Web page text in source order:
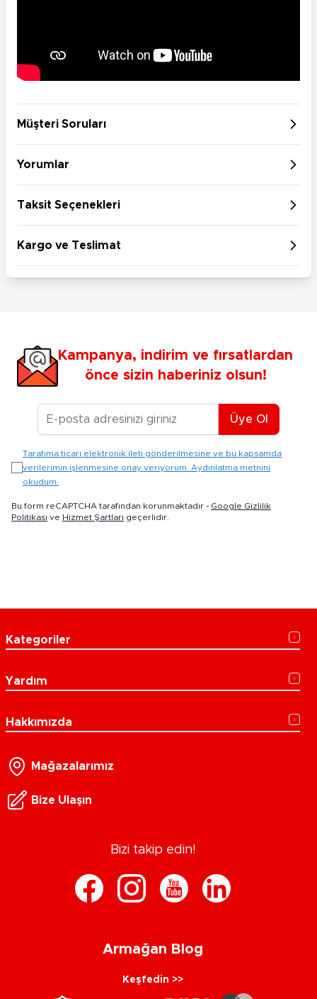
Müşteri Soruları
Yorumlar
Taksit Seçenekleri
Kargo ve Teslimat
Kampanya, indirim ve fırsatlardan
önce sizin haberiniz olsun!
E-posta Adresiniz
Üye Ol
Tarafıma ticari elektronik ileti gönderilmesine ve bu kapsamda
verilerimin işlenmesine onay veriyorum. Aydınlatma metnini
okudum.
Bu form reCAPTCHA tarafından korunmaktadır - Google Gizlilik
Politikası ve Hizmet Şartları geçerlidir.
Kategoriler
Yardım
Hakkımızda
Mağazalarımız
Bize Ulaşın
Bizi takip edin!
Armağan Blog
Keşfedin >>